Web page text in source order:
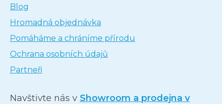
Blog
Hromadná objednávka
Pomáháme a chráníme přírodu
Ochrana osobních údajů
Partneři
Navštivte nás v Showroom a prodejna v